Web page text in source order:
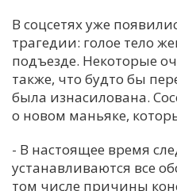
М
Н
В соцсетях уже
трагедии: голое тело
подъезде. Некоторые
также, что будто бы
была изнасилована.
о новом маньяке,
- В настоящее время
устанавливаются все
том числе причины